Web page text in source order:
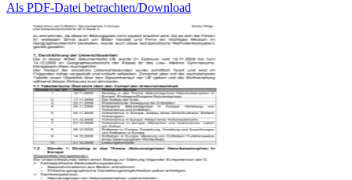
Als PDF-Datei betrachten/Download